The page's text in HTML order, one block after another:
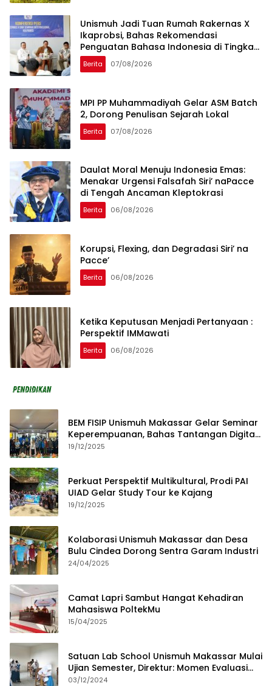
Unismuh Jadi Tuan Rumah Rakernas X
Ikaprobsi, Bahas Rekomendasi
Penguatan Bahasa Indonesia di Tingkat
Global
Berita 07/08/2026
MPI PP Muhammadiyah Gelar ASM Batch
2, Dorong Penulisan Sejarah Lokal
Berita 07/08/2026
Daulat Moral Menuju Indonesia Emas:
Menakar Urgensi Falsafah Siri’ naPacce
di Tengah Ancaman Kleptokrasi
Berita 06/08/2026
Korupsi, Flexing, dan Degradasi Siri’ na
Pacce’
Berita 06/08/2026
Ketika Keputusan Menjadi Pertanyaan :
Perspektif IMMawati
Berita 06/08/2026
BEM FISIP Unismuh Makassar Gelar Seminar
Keperempuanan, Bahas Tantangan Digital
dan Budaya Lokal
19/12/2025
Perkuat Perspektif Multikultural, Prodi PAI
UIAD Gelar Study Tour ke Kajang
19/12/2025
Kolaborasi Unismuh Makassar dan Desa
Bulu Cindea Dorong Sentra Garam Industri
24/04/2025
Camat Lapri Sambut Hangat Kehadiran
Mahasiswa PoltekMu
15/04/2025
Satuan Lab School Unismuh Makassar Mulai
Ujian Semester, Direktur: Momen Evaluasi
Proses Pembelajaran
03/12/2024